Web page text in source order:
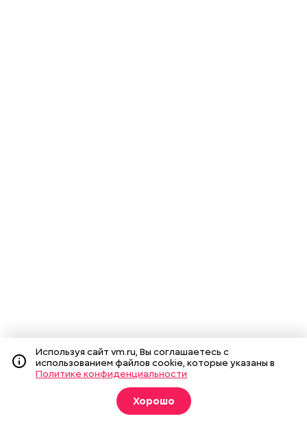
Используя сайт vm.ru, Вы соглашаетесь с
использованием файлов cookie, которые указаны в
Политике конфиденциальности
Хорошо